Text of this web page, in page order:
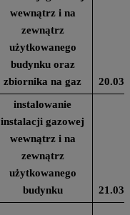
wewnątrz i na
zewnątrz
użytkowanego
budynku oraz
zbiornika na gaz
instalowanie
instalacji gazowej
wewnątrz i na
zewnątrz
użytkowanego
budynku